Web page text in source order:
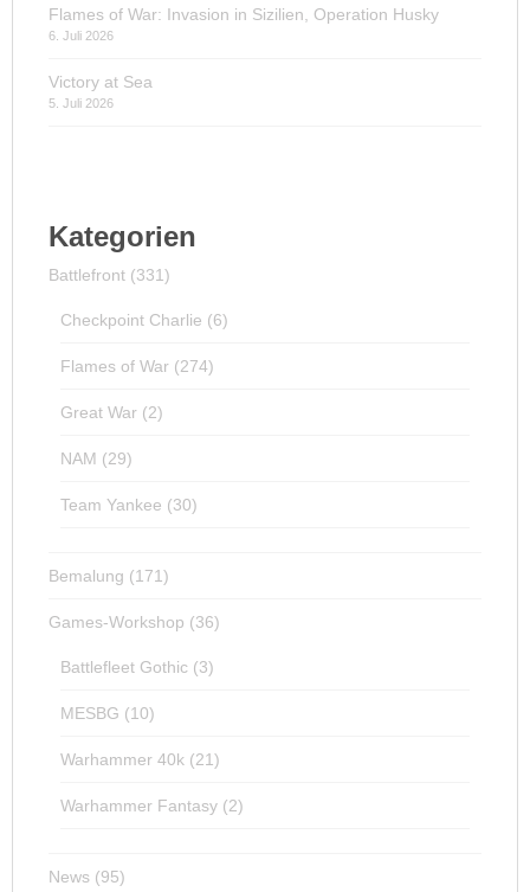
Flames of War: Invasion in Sizilien, Operation Husky
6. Juli 2026
Victory at Sea
5. Juli 2026
Kategorien
Battlefront (331)
Checkpoint Charlie (6)
Flames of War (274)
Great War (2)
NAM (29)
Team Yankee (30)
Bemalung (171)
Games-Workshop (36)
Battlefleet Gothic (3)
MESBG (10)
Warhammer 40k (21)
Warhammer Fantasy (2)
News (95)